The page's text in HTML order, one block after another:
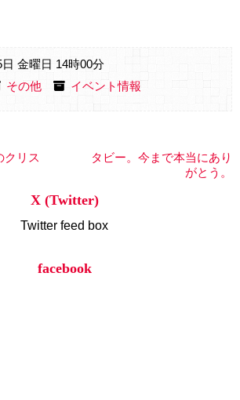
金曜日 14時00分
その他 イベント情報
クリス
タビー。今まで本当にあり
がとう。
X (Twitter)
Twitter feed box
facebook